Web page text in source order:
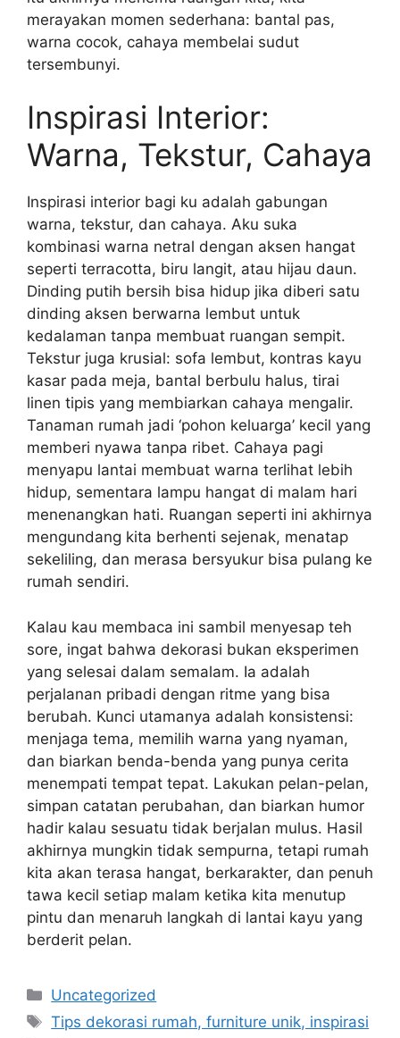
merayakan momen sederhana: bantal pas,
warna cocok, cahaya membelai sudut
tersembunyi.
Inspirasi Interior:
Warna, Tekstur, Cahaya
Inspirasi interior bagi ku adalah gabungan
warna, tekstur, dan cahaya. Aku suka
kombinasi warna netral dengan aksen hangat
seperti terracotta, biru langit, atau hijau daun.
Dinding putih bersih bisa hidup jika diberi satu
dinding aksen berwarna lembut untuk
kedalaman tanpa membuat ruangan sempit.
Tekstur juga krusial: sofa lembut, kontras kayu
kasar pada meja, bantal berbulu halus, tirai
linen tipis yang membiarkan cahaya mengalir.
Tanaman rumah jadi ‘pohon keluarga’ kecil yang
memberi nyawa tanpa ribet. Cahaya pagi
menyapu lantai membuat warna terlihat lebih
hidup, sementara lampu hangat di malam hari
menenangkan hati. Ruangan seperti ini akhirnya
mengundang kita berhenti sejenak, menatap
sekeliling, dan merasa bersyukur bisa pulang ke
rumah sendiri.
Kalau kau membaca ini sambil menyesap teh
sore, ingat bahwa dekorasi bukan eksperimen
yang selesai dalam semalam. Ia adalah
perjalanan pribadi dengan ritme yang bisa
berubah. Kunci utamanya adalah konsistensi:
menjaga tema, memilih warna yang nyaman,
dan biarkan benda-benda yang punya cerita
menempati tempat tepat. Lakukan pelan-pelan,
simpan catatan perubahan, dan biarkan humor
hadir kalau sesuatu tidak berjalan mulus. Hasil
akhirnya mungkin tidak sempurna, tetapi rumah
kita akan terasa hangat, berkarakter, dan penuh
tawa kecil setiap malam ketika kita menutup
pintu dan menaruh langkah di lantai kayu yang
berderit pelan.
Categories
Uncategorized
Tags
Tips dekorasi rumah, furniture unik, inspirasi